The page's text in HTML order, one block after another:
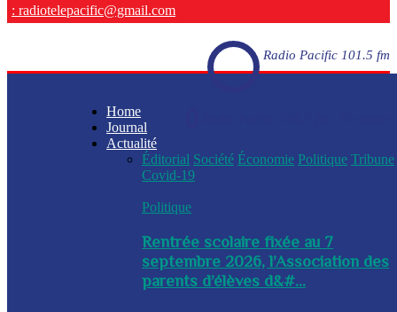
: radiotelepacific@gmail.com
Radio Pacific 101.5 fm
Home
Journal
Actualité
Éditorial Société Économie Politique Tribune
Covid-19
Politique
Rentrée scolaire fixée au 7
septembre 2026, l’Association des
parents d’élèves d&#...